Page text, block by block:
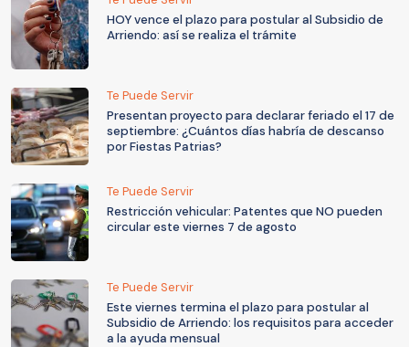
HOY vence el plazo para postular al Subsidio de
Arriendo: así se realiza el trámite
Te Puede Servir
Presentan proyecto para declarar feriado el 17 de
septiembre: ¿Cuántos días habría de descanso
por Fiestas Patrias?
Te Puede Servir
Restricción vehicular: Patentes que NO pueden
circular este viernes 7 de agosto
Te Puede Servir
Este viernes termina el plazo para postular al
Subsidio de Arriendo: los requisitos para acceder
a la ayuda mensual